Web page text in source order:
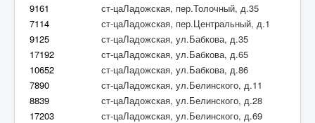
9161
ст-цаЛадожская, пер.Толочный, д.35
7114
ст-цаЛадожская, пер.Центральный, д.1
9125
ст-цаЛадожская, ул.Бабкова, д.35
17192
ст-цаЛадожская, ул.Бабкова, д.65
10652
ст-цаЛадожская, ул.Бабкова, д.86
7890
ст-цаЛадожская, ул.Белинского, д.11
8839
ст-цаЛадожская, ул.Белинского, д.28
17203
ст-цаЛадожская, ул.Белинского, д.69